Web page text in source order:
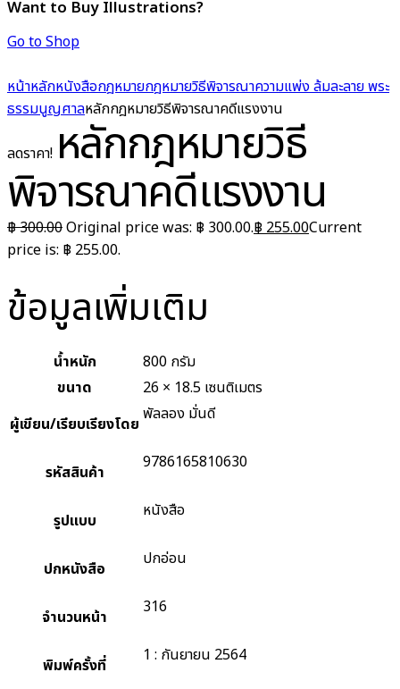
Want to Buy Illustrations?
Go to Shop
หน้าหลักหนังสือกฎหมายกฎหมายวิธีพิจารณาความแพ่ง ล้มละลาย พระ
ธรรมนูญศาลหลักกฎหมายวิธีพิจารณาคดีแรงงาน
ลดราคา! หลักกฎหมายวิธี
พิจารณาคดีแรงงาน
฿300.00Original price was: ฿ 300.00.฿ 255.00Current
price is: ฿ 255.00.
ข้อมูลเพิ่มเติม
น้ำหนัก
800 กรัม
ขนาด
26 × 18.5 เซนติเมตร
ผู้เขียน/เรียบเรียงโดย พัลลอง มั่นดี
รหัสสินค้า 9786165810630
รูปแบบ หนังสือ
ปกหนังสือ ปกอ่อน
จำนวนหน้า 316
พิมพ์ครั้งที่ 1 : กันยายน 2564